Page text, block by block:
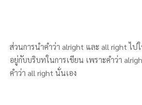
ส่วนการนำคำว่า alright และ all right ไป
อยู่กับบริบทในการเขียน เพราะคำว่า
คำว่า all right นั่นเอง